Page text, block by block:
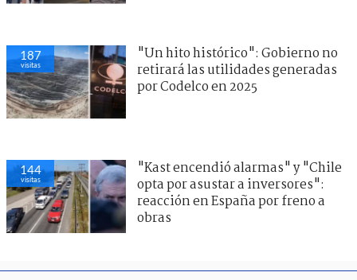
187
visitas
"Un hito histórico": Gobierno no
retirará las utilidades generadas
por Codelco en 2025
144
visitas
"Kast encendió alarmas" y "Chile
opta por asustar a inversores":
reacción en España por freno a
obras